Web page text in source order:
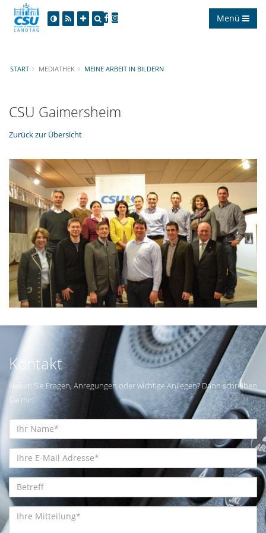
Menü
START MEDIATHEK MEINE ARBEIT IN BILDERN
CSU Gaimersheim
Zurück zur Übersicht
Kontakt
Haben Sie Fragen, Anregungen oder wichtige Anliegen? Dann schreiben
Sie mir!